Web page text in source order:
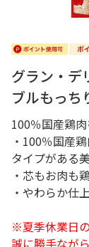
グラン・デ
ブルもっち
100％国産鶏
・100％国産
タイプがある
・芯もお肉も
・やわらか仕
※夏季休業日
誠に勝手なが